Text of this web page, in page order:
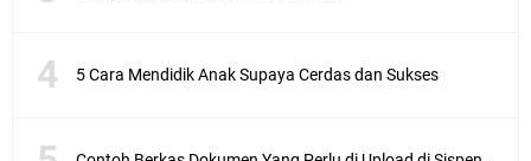
5 Cara Mendidik Anak Supaya Cerdas dan Sukses